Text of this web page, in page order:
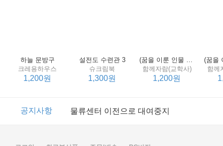
하늘 문방구
크레용하우스
1,200원
설전도 수련관 3
슈크림북
1,300원
(꿈을 이룬 인물 탐구 2) 제인 구달
함께자람(교학사)
1,200원
함께
이벤트 2017년 리브피아 여름방학 참고서 이벤트
공지사항 물류센터 이전으로 대여중지